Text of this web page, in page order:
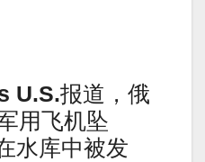
U.S.报道，俄
用飞机坠
水库中被发